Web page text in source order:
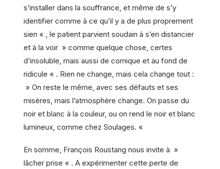
s’installer dans la souffrance, et même de s’y
identifier comme à ce qu’il y a de plus proprement
sien « , le patient parvient soudain à s’en distancier
et à la voir » comme quelque chose, certes
d’insoluble, mais aussi de comique et au fond de
ridicule « . Rien ne change, mais cela change tout :
» On reste le même, avec ses défauts et ses
misères, mais l’atmosphère change. On passe du
noir et blanc à la couleur, ou on rend le noir et blanc
lumineux, comme chez Soulages. «
En somme, François Roustang nous invite à »
lâcher prise « . A expérimenter cette perte de